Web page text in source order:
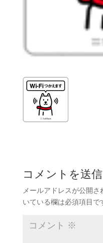
コメントを送信
メールアドレスが公開さ
いている欄は必須項目で